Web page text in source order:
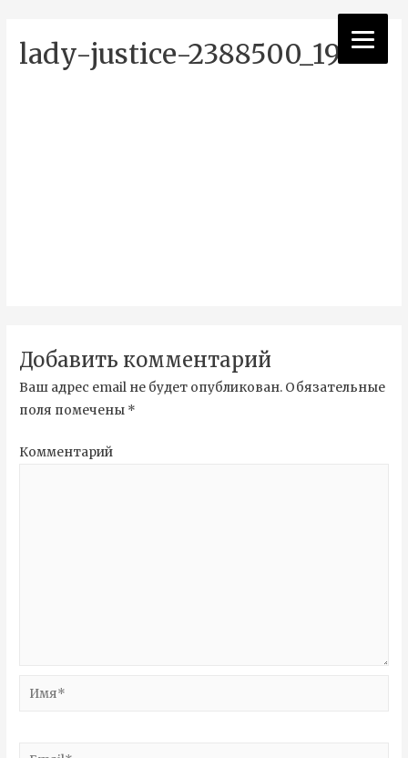
lady-justice-2388500_1920
Добавить комментарий
Ваш адрес email не будет опубликован. Обязательные
поля помечены *
Комментарий